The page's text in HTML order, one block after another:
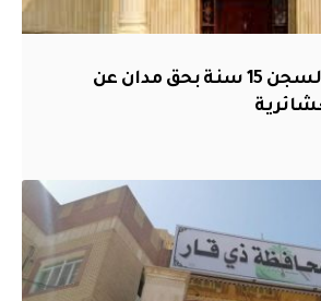
جنايات ذي قار: السجن 15 سنة بحق مدان عن